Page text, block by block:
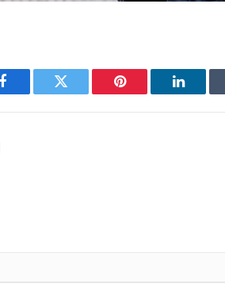
Facebook Twitter Pinterest